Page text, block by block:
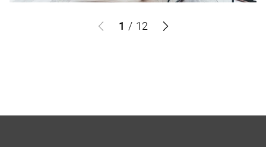
1 / 12